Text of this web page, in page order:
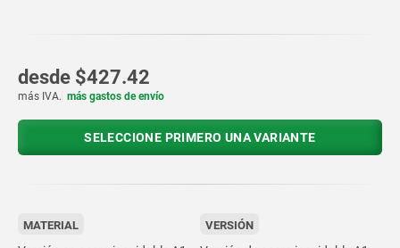
desde $427.42
más IVA. más gastos de envío
SELECCIONE PRIMERO UNA VARIANTE
MATERIAL VERSIÓN